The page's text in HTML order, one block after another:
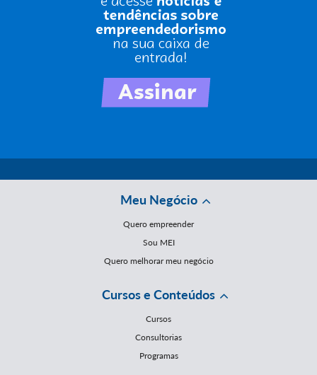
Meu Negócio
Quero empreender
Sou MEI
Quero melhorar meu negócio
Cursos e Conteúdos
Cursos
Consultorias
Programas